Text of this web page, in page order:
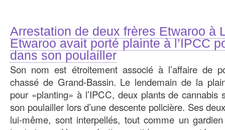
Arrestation de deux frères Etwaroo à
Etwaroo avait porté plainte à l’IPCC
dans son poulailler
Son nom est étroitement associé à l’affaire de
chassé de Grand-Bassin. Le lendemain de la
pour «planting» à l’IPCC, deux plants de cannabis
son poulailler lors d’une descente policière. Ses
lui-même, sont interpellés, tout comme un